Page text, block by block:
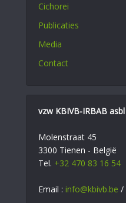
Cichorei
Publicaties
Media
Contact
vzw KBIVB-IRBAB asbl
Molenstraat 45
3300 Tienen - België
Tel. +32 470 83 16 54
Email : info@kbivb.be /